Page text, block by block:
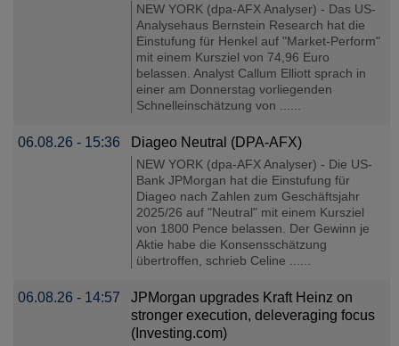
NEW YORK (dpa-AFX Analyser) - Das US-
Analysehaus Bernstein Research hat die
Einstufung für Henkel auf "Market-Perform"
mit einem Kursziel von 74,96 Euro
belassen. Analyst Callum Elliott sprach in
einer am Donnerstag vorliegenden
Schnelleinschätzung von ......
06.08.26 - 15:36 Diageo Neutral (DPA-AFX)
NEW YORK (dpa-AFX Analyser) - Die US-
Bank JPMorgan hat die Einstufung für
Diageo nach Zahlen zum Geschäftsjahr
2025/26 auf "Neutral" mit einem Kursziel
von 1800 Pence belassen. Der Gewinn je
Aktie habe die Konsensschätzung
übertroffen, schrieb Celine ......
06.08.26 - 14:57
JPMorgan upgrades Kraft Heinz on
stronger execution, deleveraging focus
(Investing.com)